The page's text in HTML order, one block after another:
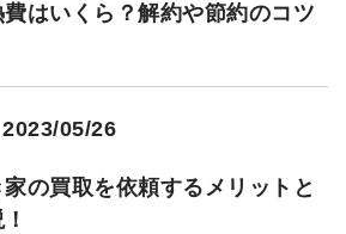
はいくら？解約や節約のコツ
2023/05/26
の買取を依頼するメリットと